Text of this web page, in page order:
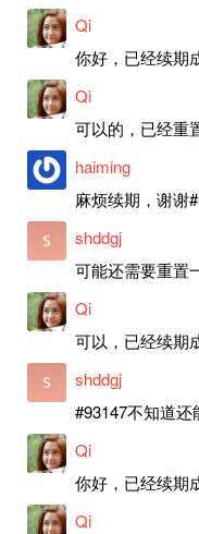
Qi
你好，已经续期
Qi
haiming
麻烦续期，谢谢
shddgj
可能还需要重置
Qi
可以，已经续期
shddgj
#93147不知道
Qi
你好，已经续期
Qi